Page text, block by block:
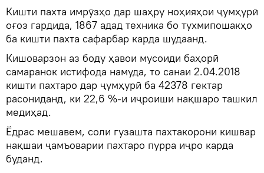
Кишти пахта имрӯзҳо дар шаҳру ноҳияҳои ҷумҳурӣ
оғоз гардида, 1867 адад техника бо тухмипошакҳо
ба кишти пахта сафарбар карда шудаанд.
Кишоварзон аз боду ҳавои мусоиди баҳорӣ
самаранок истифода намуда, то санаи 2.04.2018
кишти пахтаро дар ҷумҳурӣ ба 42378 гектар
расониданд, ки 22,6 %-и иҷроиши нақшаро ташкил
медиҳад.
Ёдрас мешавем, соли гузашта пахтакорони кишвар
нақшаи ҷамъоварии пахтаро пурра иҷро карда
буданд.